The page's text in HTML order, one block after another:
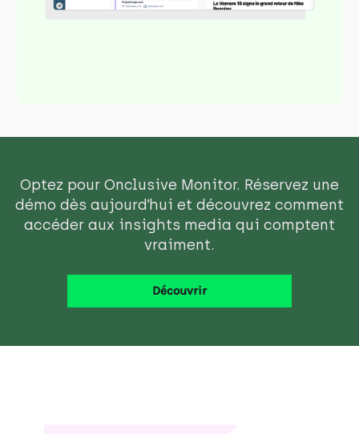
Optez pour Onclusive Monitor. Réservez une
démo dès aujourd’hui et découvrez comment
accéder aux insights media qui comptent
vraiment.
Découvrir